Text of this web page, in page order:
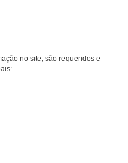
no site, são requeridos e